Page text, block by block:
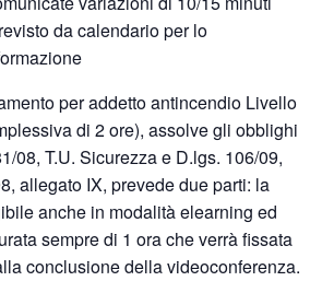
da calendario per lo
per addetto antincendio Livello
di 2 ore), assolve gli obblighi
08, T.U. Sicurezza e D.lgs. 106/09,
allegato IX, prevede due parti: la
anche in modalità elearning ed
sempre di 1 ora che verrà fissata
conclusione della videoconferenza.